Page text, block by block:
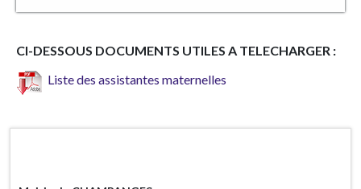
CI-DESSOUS DOCUMENTS UTILES A TELECHARGER :
Liste des assistantes maternelles